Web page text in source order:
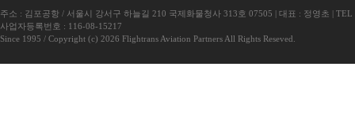
주소 : 김포공항 / 서울시 강서구 하늘길 210 국제화물청사 313호 07505 | 대표 : 정영초 | TEL
사업자등록번호 : 116-08-15217
Since 1995 / Copyright (c) 2026 Flightrans Aviation Partners All Rights Reseved.